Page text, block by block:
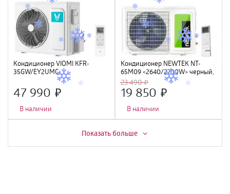
Кондиционер VIOMI KFR-
35GW/EY2UMC-
A++/A+ (12000Btu), инвертор, Wi-
Fi
47 990
В наличии
Кондиционер NEWTEK NT-
65M09 <2640/2700W> черный,
скрытый LED дисплей, Golden
Fin, компрессор GMCC
23 490
19 850
В наличии
Скидка - 5%
Показать больше